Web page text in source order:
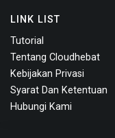
LINK LIST
Tutorial
Tentang Cloudhebat
Kebijakan Privasi
Syarat Dan Ketentuan
Hubungi Kami